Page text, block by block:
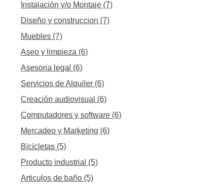
Instalación y/o Montaje (7)
Diseño y construccion (7)
Muebles (7)
Aseo y limpieza (6)
Asesoria legal (6)
Servicios de Alquiler (6)
Creación audiovisual (6)
Computadores y software (6)
Mercadeo y Marketing (6)
Bicicletas (5)
Producto industrial (5)
Articulos de baño (5)